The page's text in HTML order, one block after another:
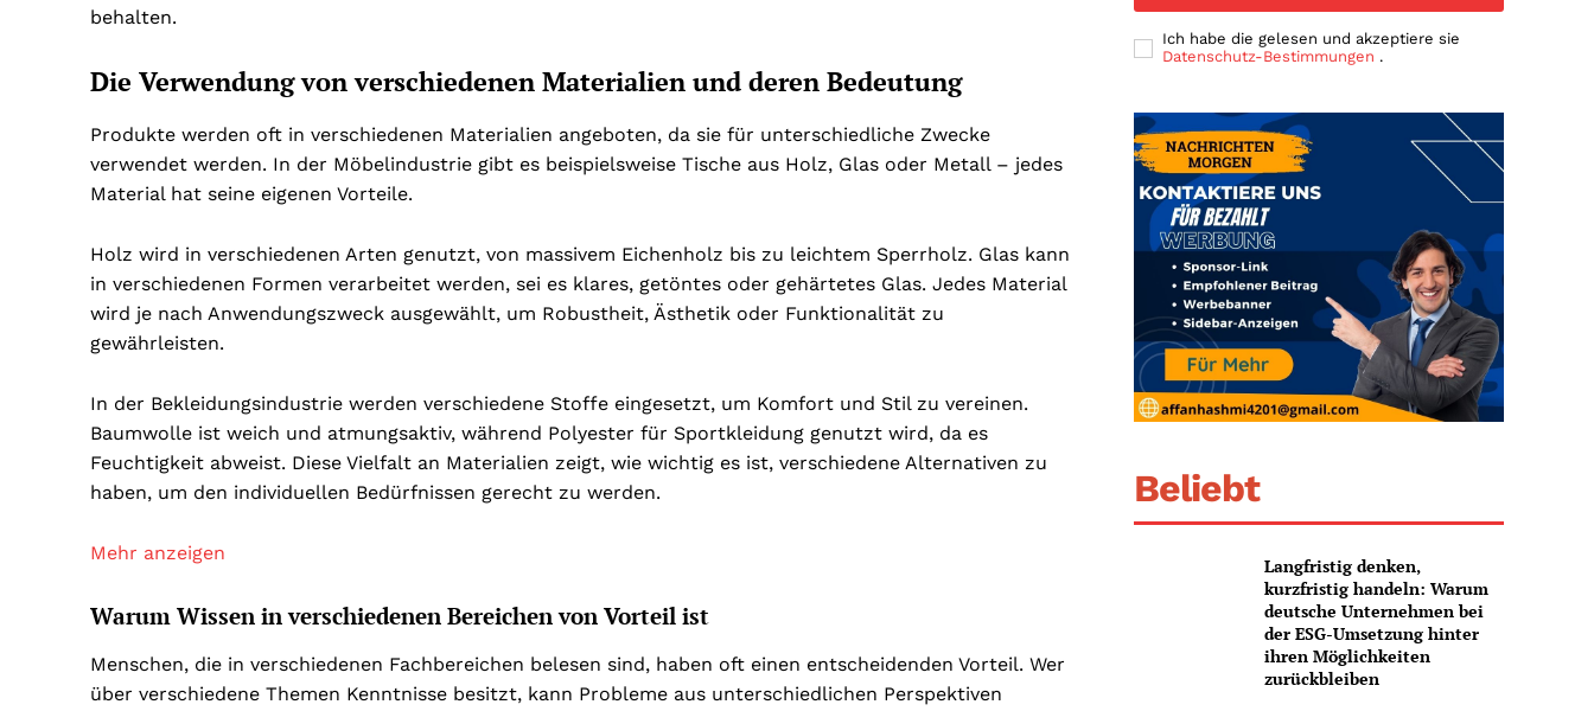
behalten.
Die Verwendung von verschiedenen Materialien und deren Bedeutung
Produkte werden oft in verschiedenen Materialien angeboten, da sie für unterschiedliche Zwecke
verwendet werden. In der Möbelindustrie gibt es beispielsweise Tische aus Holz, Glas oder Metall – jedes
Material hat seine eigenen Vorteile.
Holz wird in verschiedenen Arten genutzt, von massivem Eichenholz bis zu leichtem Sperrholz. Glas kann
in verschiedenen Formen verarbeitet werden, sei es klares, getöntes oder gehärtetes Glas. Jedes Material
wird je nach Anwendungszweck ausgewählt, um Robustheit, Ästhetik oder Funktionalität zu
gewährleisten.
In der Bekleidungsindustrie werden verschiedene Stoffe eingesetzt, um Komfort und Stil zu vereinen.
Baumwolle ist weich und atmungsaktiv, während Polyester für Sportkleidung genutzt wird, da es
Feuchtigkeit abweist. Diese Vielfalt an Materialien zeigt, wie wichtig es ist, verschiedene Alternativen zu
haben, um den individuellen Bedürfnissen gerecht zu werden.
Mehr anzeigen
Warum Wissen in verschiedenen Bereichen von Vorteil ist
Menschen, die in verschiedenen Fachbereichen belesen sind, haben oft einen entscheidenden Vorteil. Wer
über verschiedene Themen Kenntnisse besitzt, kann Probleme aus unterschiedlichen Perspektiven
Ich habe die gelesen und akzeptiere sie
Datenschutz-Bestimmungen .
Beliebt
Langfristig denken,
kurzfristig handeln: Warum
deutsche Unternehmen bei
der ESG-Umsetzung hinter
ihren Möglichkeiten
zurückbleiben